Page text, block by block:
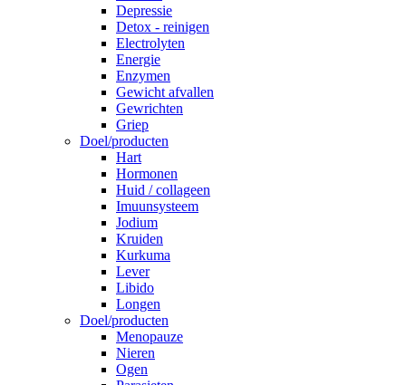
Depressie
Detox - reinigen
Electrolyten
Energie
Enzymen
Gewicht afvallen
Gewrichten
Griep
Doel/producten
Hart
Hormonen
Huid / collageen
Imuunsysteem
Jodium
Kruiden
Kurkuma
Lever
Libido
Longen
Doel/producten
Menopauze
Nieren
Ogen